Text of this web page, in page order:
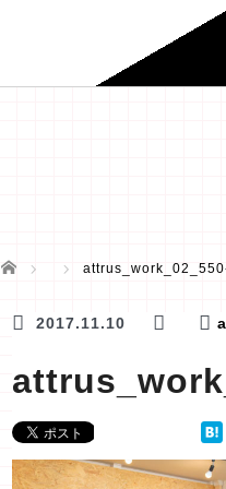
ホーム
2017.11.10